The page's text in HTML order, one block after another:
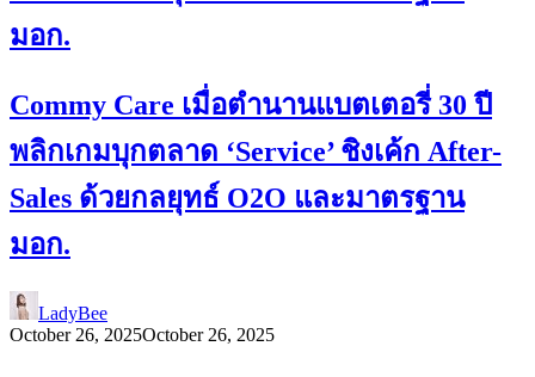
มอก.
Commy Care เมื่อตำนานแบตเตอรี่ 30 ปี
พลิกเกมบุกตลาด ‘Service’ ชิงเค้ก After-
Sales ด้วยกลยุทธ์ O2O และมาตรฐาน
มอก.
LadyBee
October 26, 2025October 26, 2025